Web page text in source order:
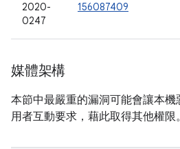
2020-
0247
156087409
媒體架構
本節中最嚴重的漏洞可能會讓本
用者互動要求，藉此取得其他權限。